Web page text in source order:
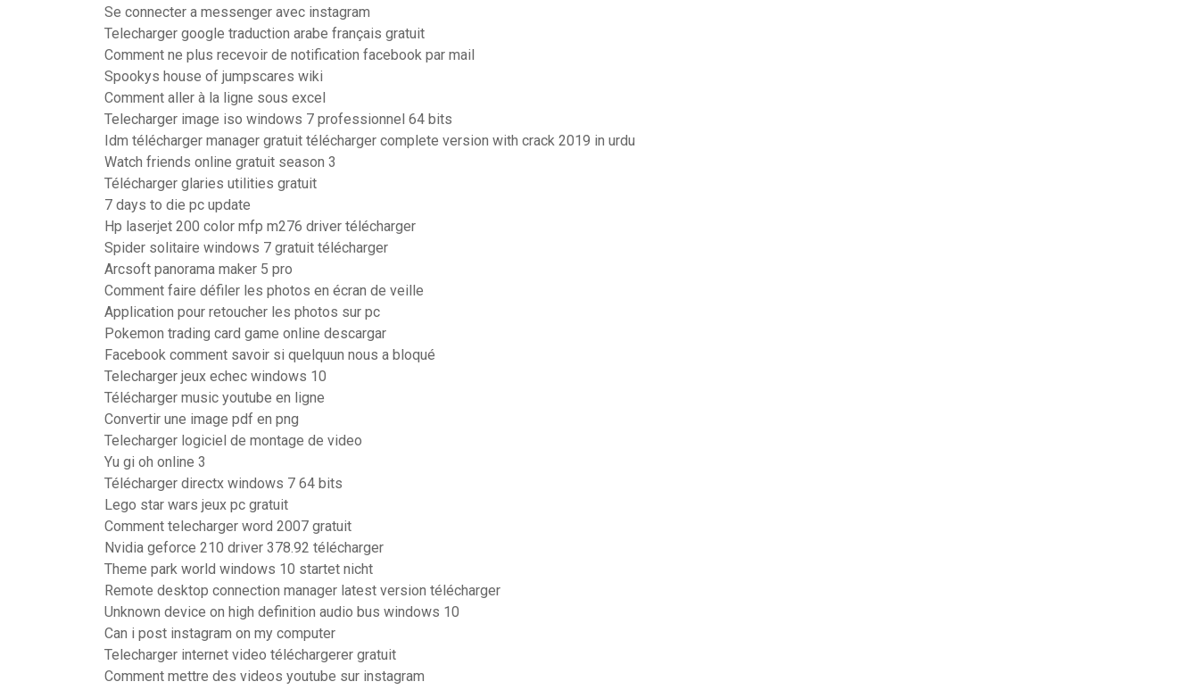
Se connecter a messenger avec instagram
Telecharger google traduction arabe français gratuit
Comment ne plus recevoir de notification facebook par mail
Spookys house of jumpscares wiki
Comment aller à la ligne sous excel
Telecharger image iso windows 7 professionnel 64 bits
Idm télécharger manager gratuit télécharger complete version with crack 2019 in urdu
Watch friends online gratuit season 3
Télécharger glaries utilities gratuit
7 days to die pc update
Hp laserjet 200 color mfp m276 driver télécharger
Spider solitaire windows 7 gratuit télécharger
Arcsoft panorama maker 5 pro
Comment faire défiler les photos en écran de veille
Application pour retoucher les photos sur pc
Pokemon trading card game online descargar
Facebook comment savoir si quelquun nous a bloqué
Telecharger jeux echec windows 10
Télécharger music youtube en ligne
Convertir une image pdf en png
Telecharger logiciel de montage de video
Yu gi oh online 3
Télécharger directx windows 7 64 bits
Lego star wars jeux pc gratuit
Comment telecharger word 2007 gratuit
Nvidia geforce 210 driver 378.92 télécharger
Theme park world windows 10 startet nicht
Remote desktop connection manager latest version télécharger
Unknown device on high definition audio bus windows 10
Can i post instagram on my computer
Telecharger internet video téléchargerer gratuit
Comment mettre des videos youtube sur instagram